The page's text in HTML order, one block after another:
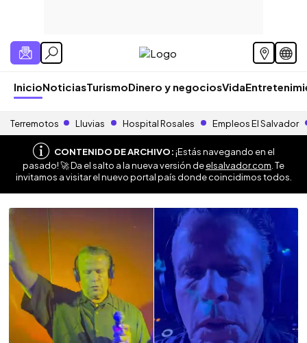
InicioNoticiasTurismoDinero y negociosVida
Terremotos Lluvias Hospital Rosales Empleos El Salvador
CONTENIDO DE ARCHIVO:¡Estás navegando en el
pasado! 🚀 Da el salto a la nueva versión deelsalvador.com . Te
invitamos a visitar el nuevo portal país donde coincidimos todos.